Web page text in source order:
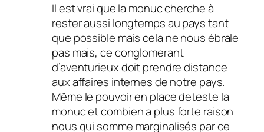
Il est vrai que la monuc cherche à
rester aussi longtemps au pays tant
que possible mais cela ne nous ébrale
pas mais, ce conglomerant
d’aventurieux doit prendre distance
aux affaires internes de notre pays.
Même le pouvoir en place deteste la
monuc et combien a plus forte raison
nous qui somme marginalisés par ce